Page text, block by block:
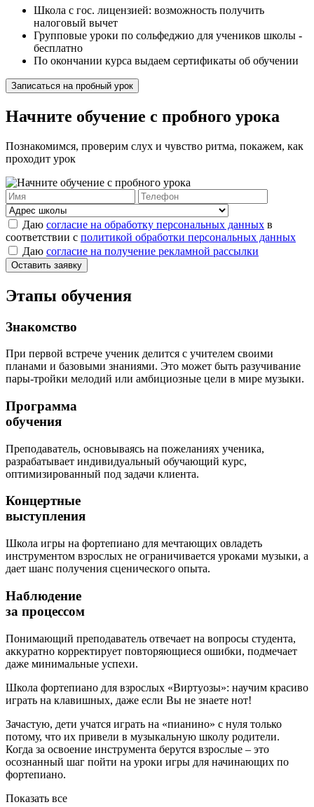
Школа с гос. лицензией: возможность получить
налоговый вычет
Групповые уроки по сольфеджио для учеников школы -
бесплатно
По окончании курса выдаем сертификаты об обучении
Записаться на пробный урок
Начните обучение с пробного урока
Познакомимся, проверим слух и чувство ритма, покажем, как
проходит урок
Даю согласие на обработку персональных данных в
соответствии с политикой обработки персональных данных
Даю согласие на получение рекламной рассылки
Оставить заявку
Этапы обучения
Знакомство
При первой встрече ученик делится с учителем своими
планами и базовыми знаниями. Это может быть разучивание
пары-тройки мелодий или амбициозные цели в мире музыки.
Программа
обучения
Преподаватель, основываясь на пожеланиях ученика,
разрабатывает индивидуальный обучающий курс,
оптимизированный под задачи клиента.
Концертные
выступления
Школа игры на фортепиано для мечтающих овладеть
инструментом взрослых не ограничивается уроками музыки, а
дает шанс получения сценического опыта.
Наблюдение
за процессом
Понимающий преподаватель отвечает на вопросы студента,
аккуратно корректирует повторяющиеся ошибки, подмечает
даже минимальные успехи.
Школа фортепиано для взрослых «Виртуозы»: научим красиво
играть на клавишных, даже если Вы не знаете нот!
Зачастую, дети учатся играть на «пианино» с нуля только
потому, что их привели в музыкальную школу родители.
Когда за освоение инструмента берутся взрослые – это
осознанный шаг пойти на уроки игры для начинающих по
фортепиано.
Показать все